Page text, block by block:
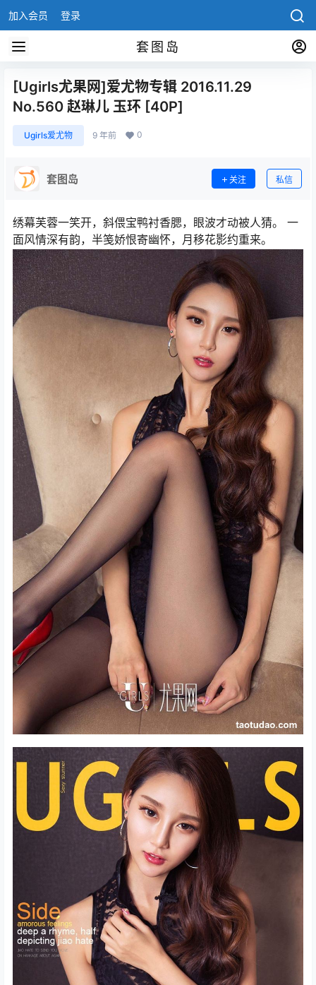
加入会员 登录
套图岛
[Ugirls尤果网]爱尤物专辑 2016.11.29
No.560 赵琳儿 玉环 [40P]
Ugirls爱尤物 9 年前 0
套图岛 关注 私信
绣幕芙蓉一笑开，斜偎宝鸭衬香腮，眼波才动被人猜。 一
面风情深有韵，半笺娇恨寄幽怀，月移花影约重来。